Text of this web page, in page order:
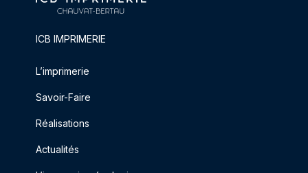
ICB IMPRIMERIE
L’imprimerie
Savoir-Faire
Réalisations
Actualités